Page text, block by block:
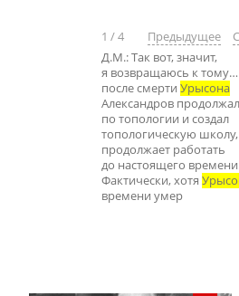
1 /4 Предыдущее
Д.М.: Так вот, значит,
я возвращаюсь к тому…
после смерти Урысона
Александров
по топологии и создал
топологическую
продолжает работать
до настоящего
Фактически, хотя
времени умер